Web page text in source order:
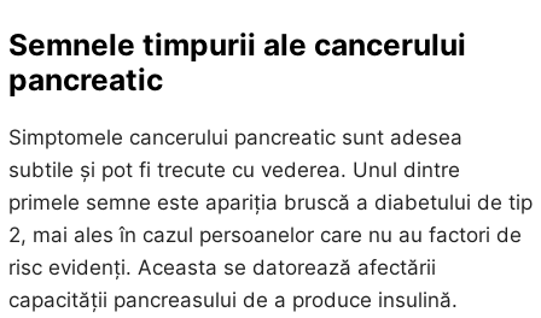
Semnele timpurii ale cancerului
pancreatic
Simptomele cancerului pancreatic sunt adesea
subtile și pot fi trecute cu vederea. Unul dintre
primele semne este apariția bruscă a diabetului de tip
2, mai ales în cazul persoanelor care nu au factori de
risc evidenți. Aceasta se datorează afectării
capacității pancreasului de a produce insulină.